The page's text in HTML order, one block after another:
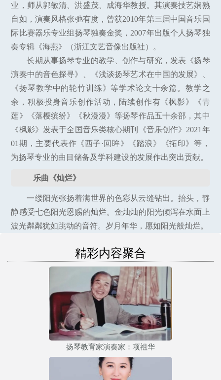
业，师从郭敏清、洪盛茂、成海华教授。其演奏技艺娴熟
自如，演奏风格张弛有度，曾获2010年第三届中国音乐国
际比赛器乐专业组扬琴独奏金奖，2007年出版个人扬琴独
奏专辑《海燕》（浙江文艺音像出版社）。
长期从事扬琴专业的教学、创作与研究，发表《扬琴
演奏中的音色探寻》、《浅谈扬琴艺术在中国的发展》、
《扬琴教学中的轮竹训练》等学术论文十余篇。教学之
余，积极投身音乐创作活动，陆续创作有《枫影》《青
莲》《落樱缤纷》《秋漫漫》等扬琴作品五十余部，其中
《枫影》发表于全国音乐类核心期刊《音乐创作》2021年
01期，主要代表作《西子·回眸》《踏浪》《拓印》等，
为扬琴专业的曲目储备及学科建设的发展作出突出贡献。
乐曲《灿烂》
一缕阳光张扬着满世界的色彩从云缝钻出。抬头，静
静感受七色阳光恩赐的灿烂。金灿灿的阳光倾泻在水面上
波光粼粼犹如跳动的音符。岁月年华，愿如阳光般灿烂。
精彩内容聚合
扬琴教育家演奏家：项祖华